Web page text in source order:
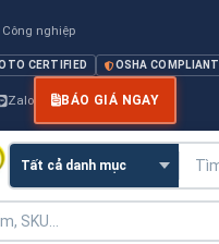
nghiệp
CERTIFIED OSHA COMPLIANT
Zalo BÁO GIÁ NGAY